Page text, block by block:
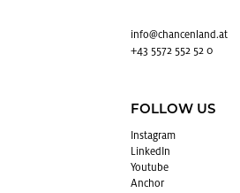
info@​chancenland.​at
+43 5572 552 52 0
FOLLOW US
In­sta­gram
Lin­kedIn
You­tube
An­chor